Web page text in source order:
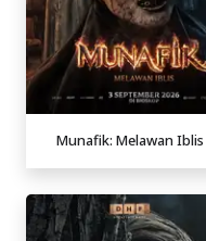
Munafik: Melawan Iblis